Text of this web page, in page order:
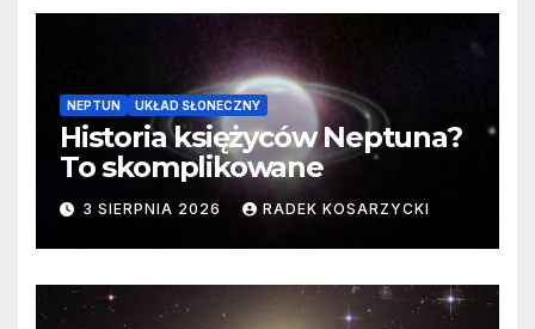
NEPTUN UKŁAD SŁONECZNY
Historia księżyców Neptuna?
To skomplikowane
3 SIERPNIA 2026 RADEK KOSARZYCKI